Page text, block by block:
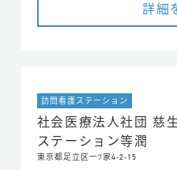
詳細
訪問看護ステーション
社会医療法人社団 慈
ステーション等潤
東京都足立区一ﾂ家4-2-15